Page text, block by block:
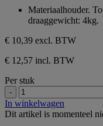
beoordeling
sterren.
beoordeling
Materiaalhouder.
draaggewicht: 4kg.
€ 10,39 excl. BTW
€ 12,57 incl. BTW
Per stuk
-
In winkelwagen
Dit artikel is momenteel